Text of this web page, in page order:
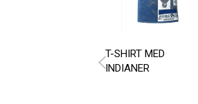
T-SHIRT MED
INDIANER